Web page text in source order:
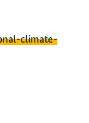
climate-